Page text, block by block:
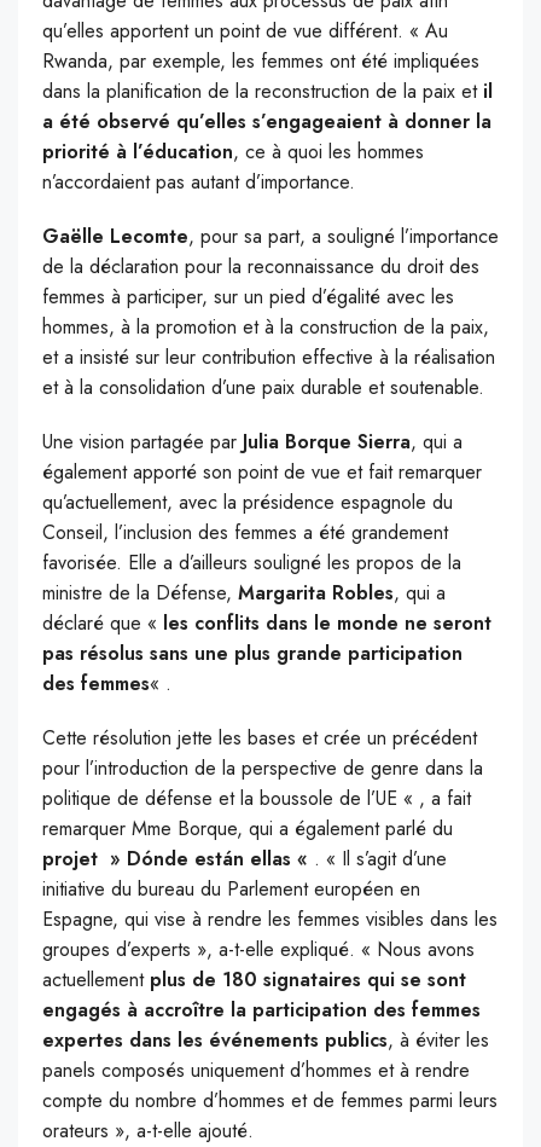
qu’elles apportent un point de vue différent. « Au
Rwanda, par exemple, les femmes ont été impliquées
dans la planification de la reconstruction de la paix et il
a été observé qu’elles s’engageaient à donner la
priorité à l’éducation, ce à quoi les hommes
n’accordaient pas autant d’importance.
Gaëlle Lecomte, pour sa part, a souligné l’importance
de la déclaration pour la reconnaissance du droit des
femmes à participer, sur un pied d’égalité avec les
hommes, à la promotion et à la construction de la paix,
et a insisté sur leur contribution effective à la réalisation
et à la consolidation d’une paix durable et soutenable.
Une vision partagée par Julia Borque Sierra, qui a
également apporté son point de vue et fait remarquer
qu’actuellement, avec la présidence espagnole du
Conseil, l’inclusion des femmes a été grandement
favorisée. Elle a d’ailleurs souligné les propos de la
ministre de la Défense, Margarita Robles, qui a
déclaré que « les conflits dans le monde ne seront
pas résolus sans une plus grande participation
des femmes« .
Cette résolution jette les bases et crée un précédent
pour l’introduction de la perspective de genre dans la
politique de défense et la boussole de l’UE « , a fait
remarquer Mme Borque, qui a également parlé du
projet » Dónde están ellas « . « Il s’agit d’une
initiative du bureau du Parlement européen en
Espagne, qui vise à rendre les femmes visibles dans les
groupes d’experts », a-t-elle expliqué. « Nous avons
actuellement plus de 180 signataires qui se sont
engagés à accroître la participation des femmes
expertes dans les événements publics, à éviter les
panels composés uniquement d’hommes et à rendre
compte du nombre d’hommes et de femmes parmi leurs
orateurs », a-t-elle ajouté.